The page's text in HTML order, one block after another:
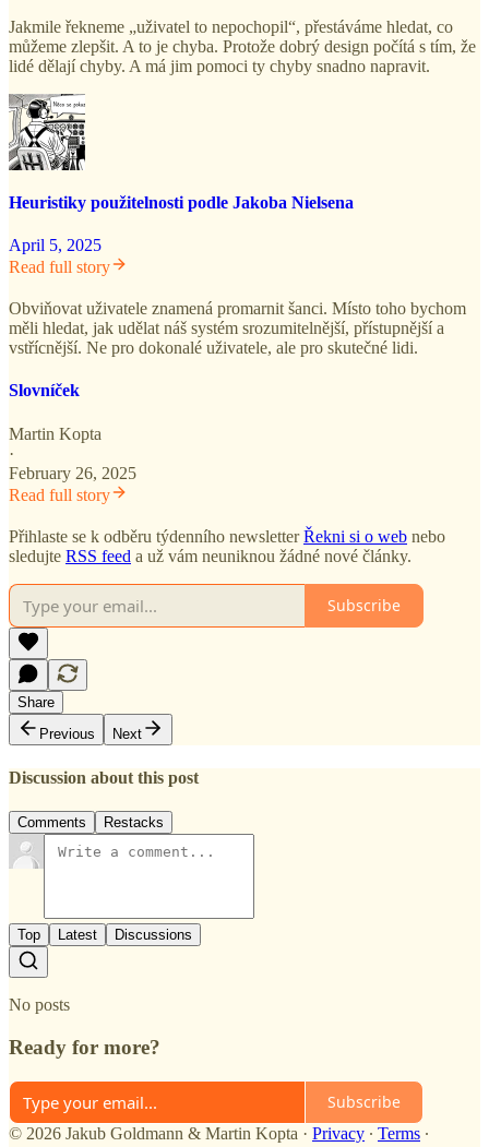
Jakmile řekneme „uživatel to nepochopil“, přestáváme hledat, co
můžeme zlepšit. A to je chyba. Protože dobrý design počítá s tím, že
lidé dělají chyby. A má jim pomoci ty chyby snadno napravit.
Heuristiky použitelnosti podle Jakoba Nielsena
April 5, 2025
Read full story
Obviňovat uživatele znamená promarnit šanci. Místo toho bychom
měli hledat, jak udělat náš systém srozumitelnější, přístupnější a
vstřícnější. Ne pro dokonalé uživatele, ale pro skutečné lidi.
Slovníček
Martin Kopta
·
February 26, 2025
Read full story
Přihlaste se k odběru týdenního newsletterŘekni si o web nebo
sledujte RSS feed a už vám neuniknou žádné nové články.
Subscribe
Share
Previous
Next
Discussion about this post
Comments Restacks
Top Latest Discussions
No posts
Ready for more?
Subscribe
© 2026 Jakub Goldmann & Martin Kopta · Privacy ∙ Terms ∙